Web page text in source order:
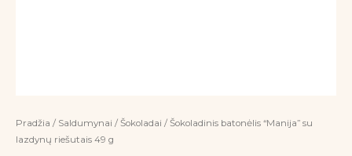
Pradžia / Saldumynai / Šokoladai / Šokoladinis batonėlis “Manija” su
lazdynų riešutais 49 g